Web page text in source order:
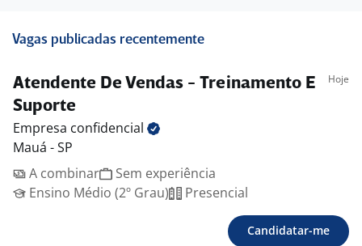
Vagas publicadas recentemente
Atendente De Vendas - Treinamento E
Suporte
Hoje
Empresa confidencial
Mauá - SP
A combinar
Sem experiência
Ensino Médio (2º Grau)
Presencial
Candidatar-me